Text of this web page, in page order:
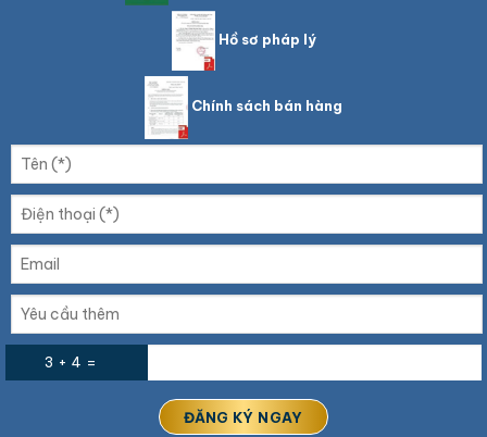
Hồ sơ pháp lý
Chính sách bán hàng
3 + 4 =